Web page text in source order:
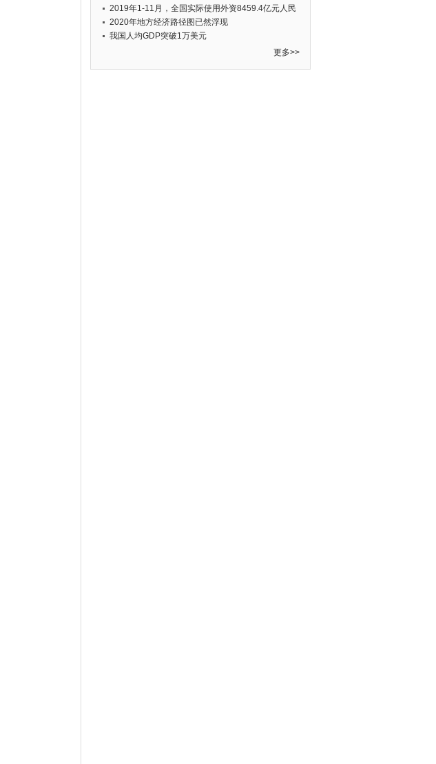
个，增长15.5%
2019年1-11月，全国实际使用外资8459.4亿元人民
币，同比增长6.0%
2020年地方经济路径图已然浮现
我国人均GDP突破1万美元
更多>>